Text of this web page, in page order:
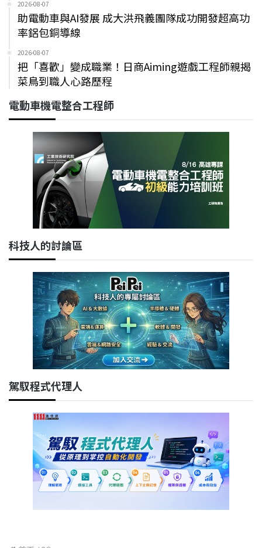
2026-08-07
助電動車與AI發展 成大洪飛義團隊成功開發超高功
率鋁包銅導線
2026-08-07
把「喜歡」變成職業！日商Aiming遊戲工程師親揭
菜鳥到職人心路歷程
電動車機電整合工程師
科技人的討論區
駕馭程式代理人